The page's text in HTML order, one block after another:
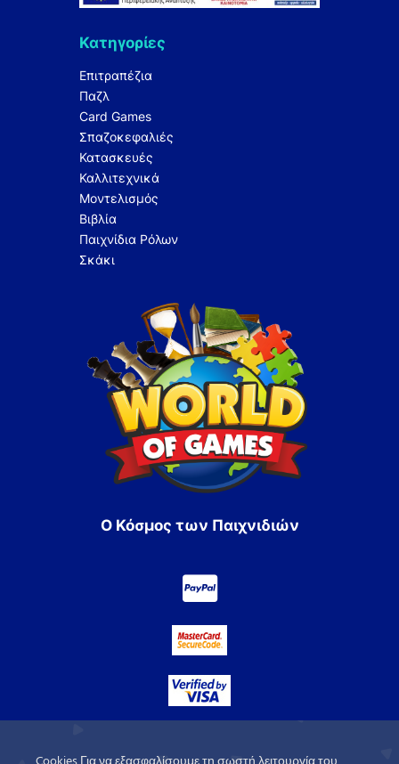
Κατηγορίες
Επιτραπέζια
Παζλ
Card Games
Σπαζοκεφαλιές
Κατασκευές
Καλλιτεχνικά
Μοντελισμός
Βιβλία
Παιχνίδια Ρόλων
Σκάκι
Ο Κόσμος των Παιχνιδιών